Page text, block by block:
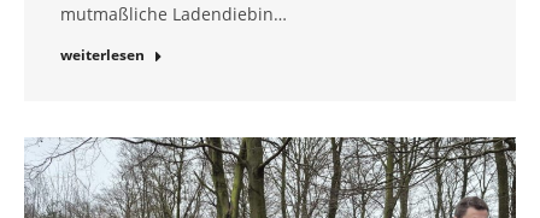
mutmaßliche Ladendiebin…
weiterlesen